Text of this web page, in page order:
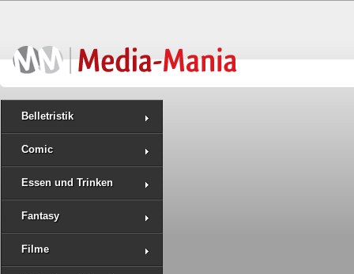
Belletristik
Comic
Essen und Trinken
Fantasy
Filme